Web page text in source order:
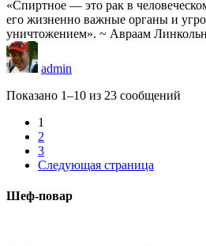
«Спиртное — это рак в
его жизненно важные органы и
уничтожением». ~ Авраам
admin
Показано 1–10 из 23 сообщений
1
2
3
Следующая страница
Шеф-повар